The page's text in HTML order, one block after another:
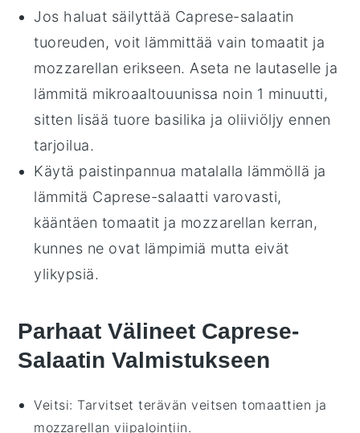
Jos haluat säilyttää Caprese-salaatin
tuoreuden, voit lämmittää vain tomaatit ja
mozzarellan erikseen. Aseta ne lautaselle ja
lämmitä mikroaaltouunissa noin 1 minuutti,
sitten lisää tuore basilika ja oliiviöljy ennen
tarjoilua.
Käytä paistinpannua matalalla lämmöllä ja
lämmitä Caprese-salaatti varovasti,
kääntäen tomaatit ja mozzarellan kerran,
kunnes ne ovat lämpimiä mutta eivät
ylikypsiä.
Parhaat Välineet Caprese-
Salaatin Valmistukseen
Veitsi: Tarvitset terävän veitsen tomaattien ja
mozzarellan viipalointiin.